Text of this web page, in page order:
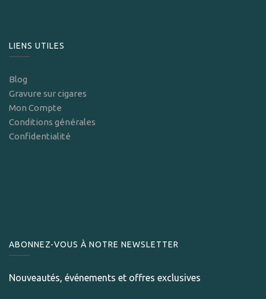
LIENS UTILES
Blog
Gravure sur cigares
Mon Compte
Conditions générales
Confidentialité
ABONNEZ-VOUS À NOTRE NEWSLETTER
Nouveautés, événements et offres exclusives